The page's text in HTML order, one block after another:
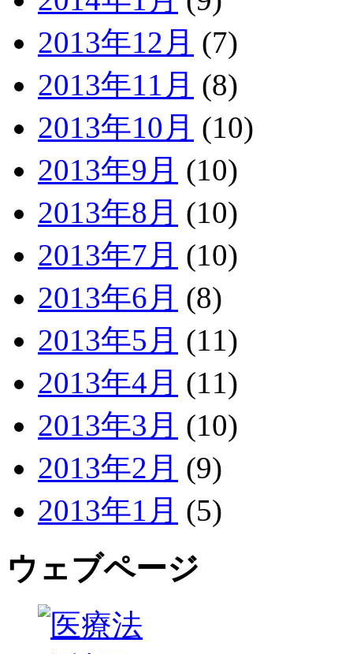
2013年12月 (7)
2013年11月 (8)
2013年10月 (10)
2013年9月 (10)
2013年8月 (10)
2013年7月 (10)
2013年6月 (8)
2013年5月 (11)
2013年4月 (11)
2013年3月 (10)
2013年2月 (9)
2013年1月 (5)
ウェブページ